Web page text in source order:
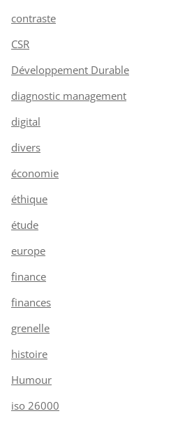
contraste
CSR
Développement Durable
diagnostic management
digital
divers
économie
éthique
étude
europe
finance
finances
grenelle
histoire
Humour
iso 26000